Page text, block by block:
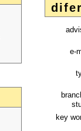
e-
key